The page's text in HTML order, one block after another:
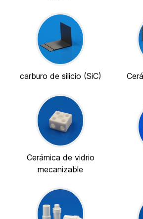
carburo de silicio (SiC)
Cerámica de vidrio
mecanizable